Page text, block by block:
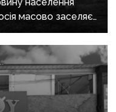
масово заселяє
ГУР